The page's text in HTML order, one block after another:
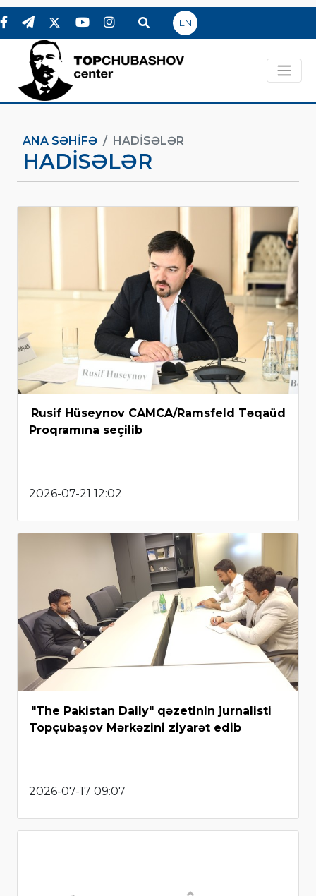
EN
ANA SƏHIFƏ HADİSƏLƏR
HADİSƏLƏR
Rusif Hüseynov CAMCA/Ramsfeld Təqaüd
Proqramına seçilib
2026-07-21 12:02
"The Pakistan Daily" qəzetinin jurnalisti
Topçubaşov Mərkəzini ziyarət edib
2026-07-17 09:07